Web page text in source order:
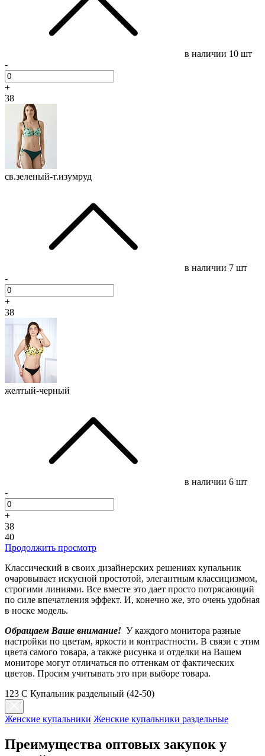
в наличии 10 шт
-
+
38
св.зеленый-т.изумруд
в наличии 7 шт
-
+
38
желтый-черный
в наличии 6 шт
-
+
38
40
Продолжить просмотр
Классический в своих дизайнерских решениях купальник
очаровывает искусной простотой, элегантным классицизмом,
строгими линиями. Все вместе это дает просто потрясающий
по силе впечатления эффект. И, конечно же, это очень удобная
в носке модель.
Обращаем Ваше внимание! У каждого монитора разные
настройки по цветам, яркости и контрастности. В связи с этим
цвета самого товара, а также рисунка и отделки на Вашем
мониторе могут отличаться по оттенкам от фактических
цветов. Просим учитывать это при выборе товара.
123 C Купальник раздельный (42-50)
Женские купальники Женские купальники раздельные
Преимущества оптовых закупок у